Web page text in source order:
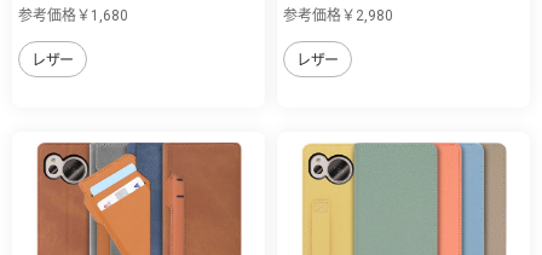
参考価格￥1,680
レザー
参考価格￥2,980
レザー